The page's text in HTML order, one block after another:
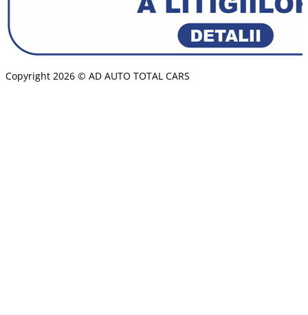
Copyright 2026 © AD AUTO TOTAL CARS